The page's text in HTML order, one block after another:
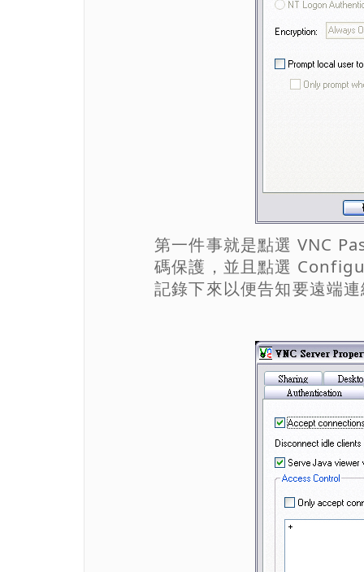
第一件事就是點選 VNC
碼保護，並且點選
記錄下來以便告知要遠端